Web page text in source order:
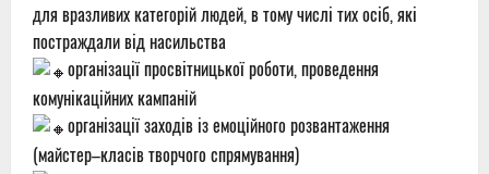
для вразливих категорій людей, в тому числі тих осіб, які
постраждали від насильства
організації просвітницької роботи, проведення
комунікаційних кампаній
організації заходів із емоційного розвантаження
(майстер–класів творчого спрямування)